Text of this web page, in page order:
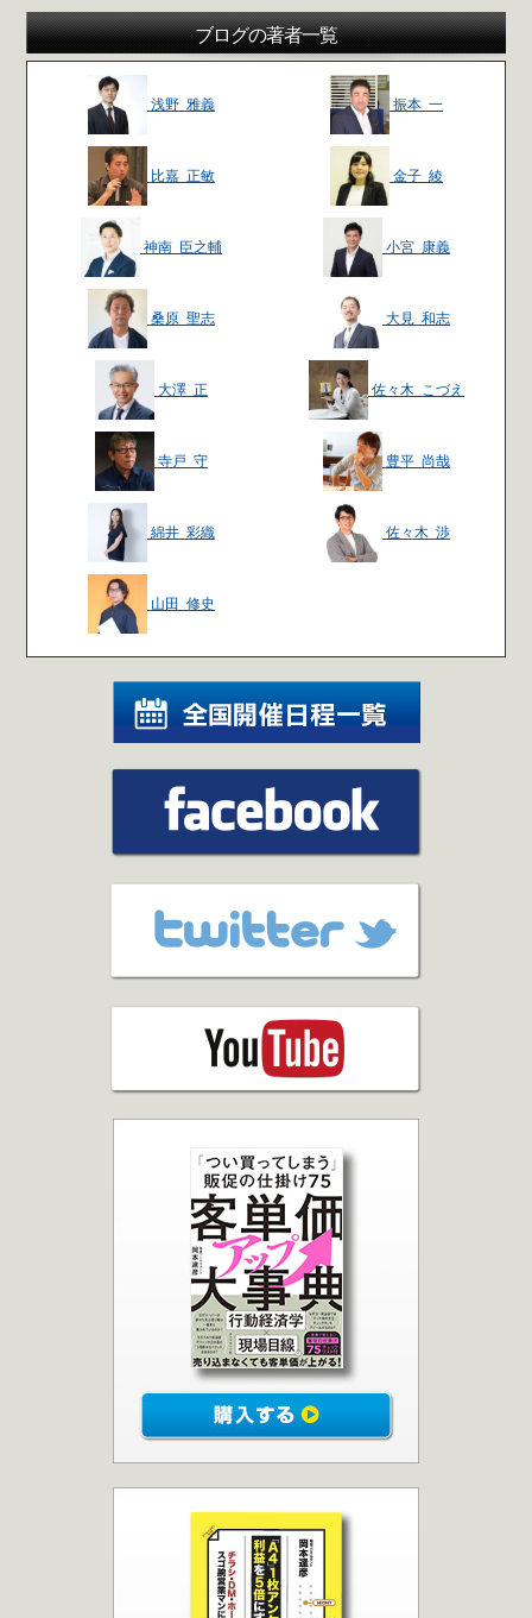
ブログの著者一覧
浅野 雅義 振本 一
比嘉 正敏 金子 綾
神南 臣之輔 小宮 康義
桑原 聖志 大見 和志
大澤 正 佐々木 こづえ
寺戸 守 豊平 尚哉
綿井 彩織 佐々木 渉
山田 修史